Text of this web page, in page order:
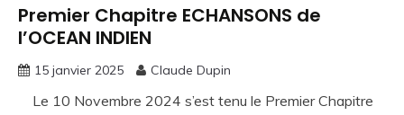
Les
Représentations
Premier Chapitre ECHANSONS de
l’OCEAN INDIEN
15 janvier 2025 Claude Dupin
Le 10 Novembre 2024 s’est tenu le Premier Chapitre